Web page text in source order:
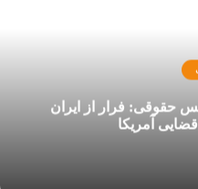
با تحریم دو شرکت لوک‌اویل و
قیمت نفت روسیه نیز افتاد
فرار تراستی‌ها و یک پارادوکس حقوقی: فرار از ایران
آمریکا